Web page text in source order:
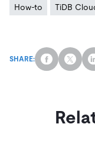
How-to TiDB
SHARE: